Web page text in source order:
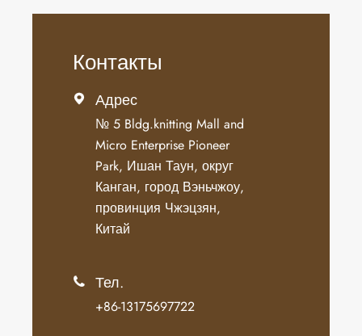
Контакты
 Адрес
№ 5 Bldg.knitting Mall and
Micro Enterprise Pioneer
Park, Ишан Таун, округ
Канган, город Вэньчжоу,
провинция Чжэцзян,
Китай
 Тел.
+86-13175697722